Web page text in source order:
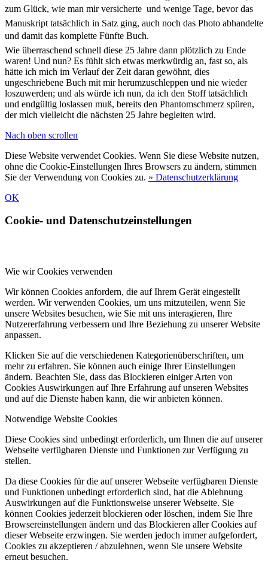
zum Glück, wie man mir versicherte  und wenige Tage, bevor das
Manuskript tatsächlich in Satz ging, auch noch das Photo abhandelte
und damit das komplette Fünfte Buch.
Wie überraschend schnell diese 25 Jahre dann plötzlich zu Ende
waren! Und nun? Es fühlt sich etwas merkwürdig an, fast so, als
hätte ich mich im Verlauf der Zeit daran gewöhnt, dies
ungeschriebene Buch mit mir herumzuschleppen und nie wieder
loszuwerden; und als würde ich nun, da ich den Stoff tatsächlich
und endgültig loslassen muß, bereits den Phantomschmerz spüren,
der mich vielleicht die nächsten 25 Jahre begleiten wird.
Nach oben scrollen
Diese Website verwendet Cookies. Wenn Sie diese Website nutzen,
ohne die Cookie-Einstellungen Ihres Browsers zu ändern, stimmen
Sie der Verwendung von Cookies zu. » Datenschutzerklärung
OK
Cookie- und Datenschutzeinstellungen
Wie wir Cookies verwenden
Wir können Cookies anfordern, die auf Ihrem Gerät eingestellt
werden. Wir verwenden Cookies, um uns mitzuteilen, wenn Sie
unsere Websites besuchen, wie Sie mit uns interagieren, Ihre
Nutzererfahrung verbessern und Ihre Beziehung zu unserer Website
anpassen.
Klicken Sie auf die verschiedenen Kategorienüberschriften, um
mehr zu erfahren. Sie können auch einige Ihrer Einstellungen
ändern. Beachten Sie, dass das Blockieren einiger Arten von
Cookies Auswirkungen auf Ihre Erfahrung auf unseren Websites
und auf die Dienste haben kann, die wir anbieten können.
Notwendige Website Cookies
Diese Cookies sind unbedingt erforderlich, um Ihnen die auf unserer
Webseite verfügbaren Dienste und Funktionen zur Verfügung zu
stellen.
Da diese Cookies für die auf unserer Webseite verfügbaren Dienste
und Funktionen unbedingt erforderlich sind, hat die Ablehnung
Auswirkungen auf die Funktionsweise unserer Webseite. Sie
können Cookies jederzeit blockieren oder löschen, indem Sie Ihre
Browsereinstellungen ändern und das Blockieren aller Cookies auf
dieser Webseite erzwingen. Sie werden jedoch immer aufgefordert,
Cookies zu akzeptieren / abzulehnen, wenn Sie unsere Website
erneut besuchen.